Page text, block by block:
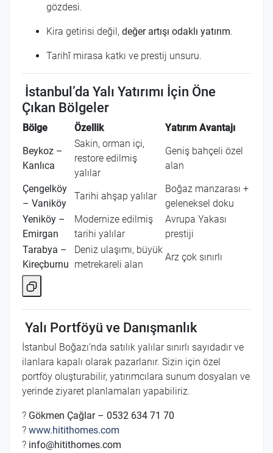
gözdesi.
Kira getirisi değil, değer artışı odaklı yatırım.
Tarihî mirasa katkı ve prestij unsuru.
İstanbul’da Yalı Yatırımı İçin Öne
Çıkan Bölgeler
Bölge Özellik
Yatırım Avantajı
Beykoz –
Kanlıca
Sakin, orman içi,
restore edilmiş
yalılar
Geniş bahçeli özel
alan
Çengelköy
– Vaniköy
Tarihi ahşap yalılar
Boğaz manzarası +
geleneksel doku
Yeniköy –
Emirgan
Modernize edilmiş
tarihi yalılar
Avrupa Yakası
prestiji
Tarabya –
Kireçburnu
Deniz ulaşımı, büyük
metrekareli alan
Arz çok sınırlı
Yalı Portföyü ve Danışmanlık
İstanbul Boğazı’nda satılık yalılar sınırlı sayıdadır ve
ilanlara kapalı olarak pazarlanır. Sizin için özel
portföy oluşturabilir, yatırımcılara sunum dosyaları ve
yerinde ziyaret planlamaları yapabiliriz.
? Gökmen Çağlar – 0532 634 71 70
? www.hitithomes.com
? info@hitithomes.com